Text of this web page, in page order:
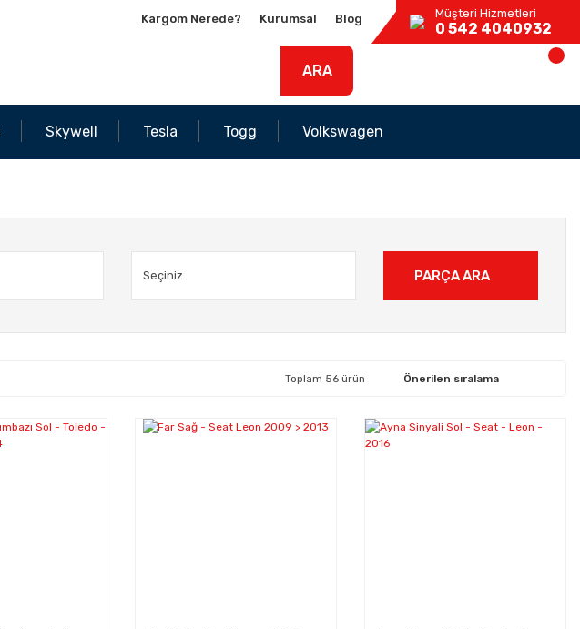
Kargom Nerede? Kurumsal Blog Müşteri Hizmetleri
0 542 4040932
ARA
Skywell Tesla Togg Volkswagen
PARÇA ARA
Toplam 56 ürün